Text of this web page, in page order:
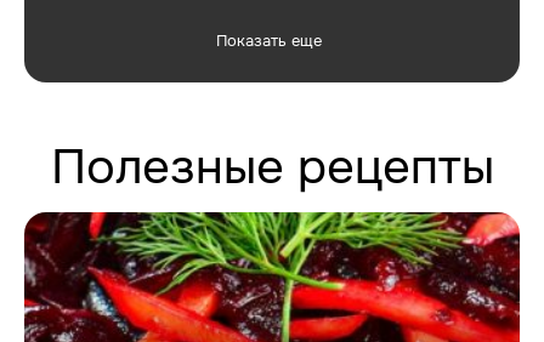
Показать еще
Полезные рецепты